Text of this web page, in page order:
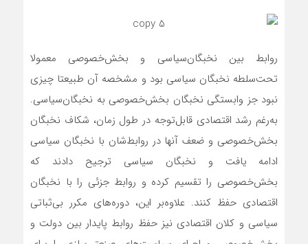
روابط بین نخبگان‌سیاسی و بخش‌خصوصی معمولا
تحت‌سلطه نخبگان سیاسی بود و مشخصه آن طبیعتا چیزی
نبود جز وابستگی نخبگان بخش‌خصوصی به نخبگان‌سیاسی.
به‌رغم رشد اقتصادی قابل‌توجه در طول زمان، شکاف نخبگان
بخش‌خصوصی و ضعف آنها در روابط‌شان با نخبگان سیاسی
ادامه یافت و نخبگان سیاسی ترجیح دادند که
بخش‌خصوصی را تقسیم کرده و روابط جزئی را با نخبگان
اقتصادی حفظ کنند. علاوه‌بر این، دوره‌‌‌‌‌‌های مکرر بی‌‌‌‌‌‌ثباتی
سیاسی و کلان اقتصادی نیز حفظ روابط پایدار بین دولت و